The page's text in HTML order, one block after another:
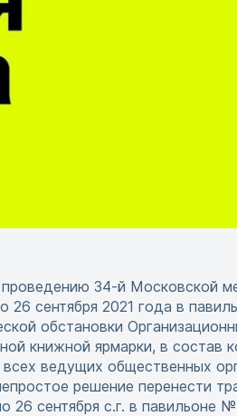
34-й Московской
сентября 2021 года в
обстановки
книжной ярмарки, в состав
ведущих общественных
решение перенести
сентября с.г. в павильоне